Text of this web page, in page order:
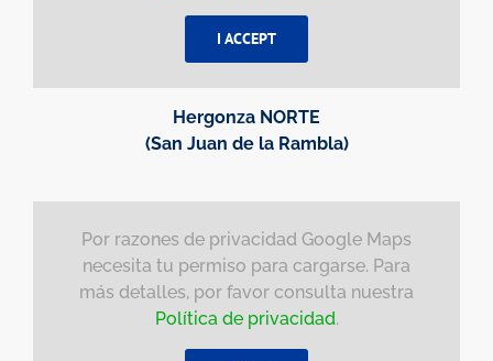
I ACCEPT
Hergonza NORTE
(San Juan de la Rambla)
Por razones de privacidad Google Maps
necesita tu permiso para cargarse. Para
más detalles, por favor consulta nuestra
Política de privacidad.